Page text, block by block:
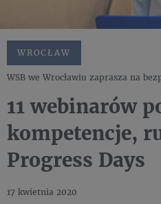
WROCŁAW
WSB we Wrocławiu zaprasza na
11 webinarów
kompetencje,
Progress Days
17 kwietnia 2020